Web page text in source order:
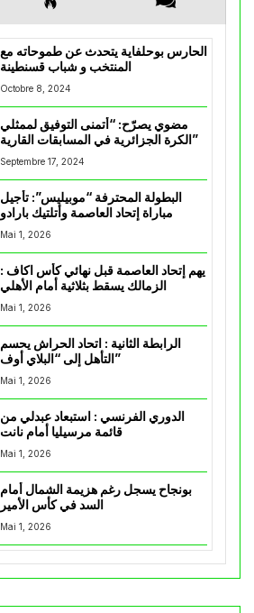
الحارس بوحلفاية يتحدث عن طموحاته مع
المنتخب و شباب قسنطينة
Octobre 8, 2024
مضوي يصرّح: “أتمنى التوفيق لممثلي
الكرة الجزائرية في المسابقات القارية”
Septembre 17, 2024
البطولة المحترفة “موبيليس”: تأجيل
مباراة إتحاد العاصمة وأتلتيك بارادو
Mai 1, 2026
يهم إتحاد العاصمة قبل نهائي كأس اكاف :
Mai 1, 2026
الرابطة الثانية : اتحاد الحراش يحسم
التأهل إلى “البلاي أوف”
Mai 1, 2026
الدوري الفرنسي : استبعاد عبدلي من
قائمة مرسيليا أمام نانت
Mai 1, 2026
بونجاح يسجل رغم هزيمة الشمال أمام
السد في كأس الأمير
Mai 1, 2026